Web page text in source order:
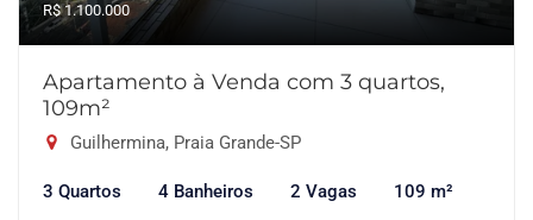
R$ 1.100.000
Apartamento à Venda com 3 quartos,
109m²
Guilhermina, Praia Grande-SP
3 Quartos 4 Banheiros 2 Vagas 109 m²